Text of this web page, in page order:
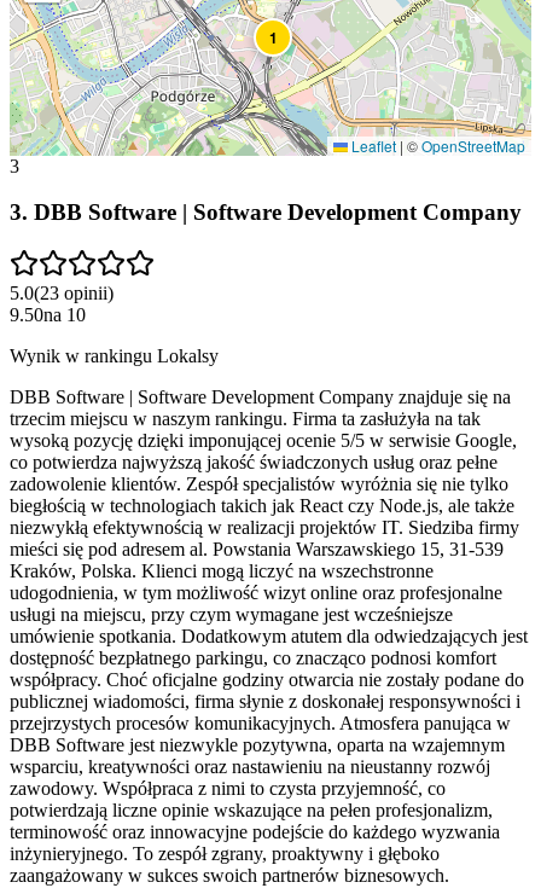
1
Leaflet | ©OpenStreetMap
3
3. DBB Software | Software Development Company
5.0(23 opinii)
9.50na 10
Wynik w rankingu Lokalsy
DBB Software | Software Development Company znajduje się na
trzecim miejscu w naszym rankingu. Firma ta zasłużyła na tak
wysoką pozycję dzięki imponującej ocenie 5/5 w serwisie Google,
co potwierdza najwyższą jakość świadczonych usług oraz pełne
zadowolenie klientów. Zespół specjalistów wyróżnia się nie tylko
biegłością w technologiach takich jak React czy Node.js, ale także
niezwykłą efektywnością w realizacji projektów IT. Siedziba firmy
mieści się pod adresem al. Powstania Warszawskiego 15, 31-539
Kraków, Polska. Klienci mogą liczyć na wszechstronne
udogodnienia, w tym możliwość wizyt online oraz profesjonalne
usługi na miejscu, przy czym wymagane jest wcześniejsze
umówienie spotkania. Dodatkowym atutem dla odwiedzających jest
dostępność bezpłatnego parkingu, co znacząco podnosi komfort
współpracy. Choć oficjalne godziny otwarcia nie zostały podane do
publicznej wiadomości, firma słynie z doskonałej responsywności i
przejrzystych procesów komunikacyjnych. Atmosfera panująca w
DBB Software jest niezwykle pozytywna, oparta na wzajemnym
wsparciu, kreatywności oraz nastawieniu na nieustanny rozwój
zawodowy. Współpraca z nimi to czysta przyjemność, co
potwierdzają liczne opinie wskazujące na pełen profesjonalizm,
terminowość oraz innowacyjne podejście do każdego wyzwania
inżynieryjnego. To zespół zgrany, proaktywny i głęboko
zaangażowany w sukces swoich partnerów biznesowych.